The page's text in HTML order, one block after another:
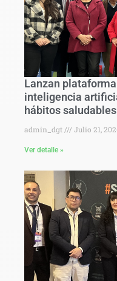
Lanzan
inteligencia
hábitos
admin_dgt Julio 21,
Ver detalle »